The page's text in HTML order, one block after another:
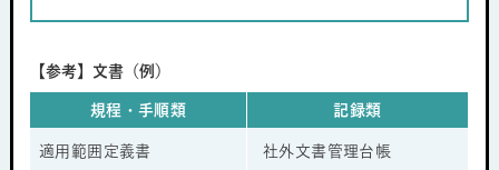
【参考】文書（例）
規程・手順類 記録類
適用範囲定義書 社外文書管理台帳